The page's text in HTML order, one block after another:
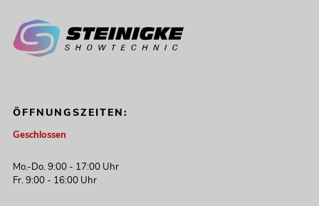
ÖFFNUNGSZEITEN:
Geschlossen
Mo.-Do. 9:00 - 17:00 Uhr
Fr. 9:00 - 16:00 Uhr